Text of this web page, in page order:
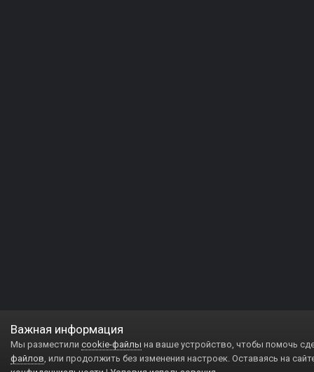
Важная информация
Мы разместили cookie-файлы на ваше устройство, чтобы помочь
файлов, или продолжить без изменения настроек. Оставаясь на